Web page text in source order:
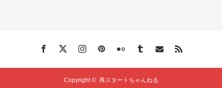
Copyright © 再スタートちゃんねる